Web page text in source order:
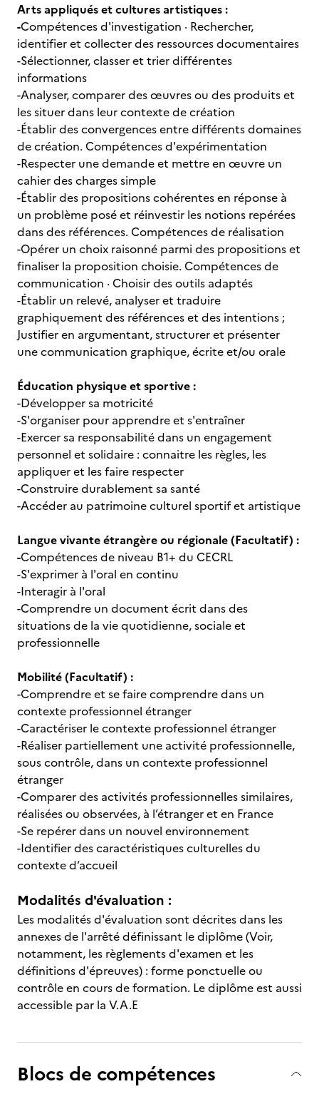
Arts appliqués et cultures artistiques :
-Compétences d'investigation · Rechercher,
identifier et collecter des ressources documentaires
-Sélectionner, classer et trier différentes
informations
-Analyser, comparer des œuvres ou des produits et
les situer dans leur contexte de création
-Établir des convergences entre différents domaines
de création. Compétences d'expérimentation
-Respecter une demande et mettre en œuvre un
cahier des charges simple
-Établir des propositions cohérentes en réponse à
un problème posé et réinvestir les notions repérées
dans des références. Compétences de réalisation
-Opérer un choix raisonné parmi des propositions et
finaliser la proposition choisie. Compétences de
communication · Choisir des outils adaptés
-Établir un relevé, analyser et traduire
graphiquement des références et des intentions ;
Justifier en argumentant, structurer et présenter
une communication graphique, écrite et/ou orale
Éducation physique et sportive :
-Développer sa motricité
-S'organiser pour apprendre et s'entraîner
-Exercer sa responsabilité dans un engagement
personnel et solidaire : connaitre les règles, les
appliquer et les faire respecter
-Construire durablement sa santé
-Accéder au patrimoine culturel sportif et artistique
Langue vivante étrangère ou régionale (Facultatif) :
-Compétences de niveau B1+ du CECRL
-S'exprimer à l'oral en continu
-Interagir à l'oral
-Comprendre un document écrit dans des
situations de la vie quotidienne, sociale et
professionnelle
Mobilité (Facultatif) :
-Comprendre et se faire comprendre dans un
contexte professionnel étranger
-Caractériser le contexte professionnel étranger
-Réaliser partiellement une activité professionnelle,
sous contrôle, dans un contexte professionnel
étranger
-Comparer des activités professionnelles similaires,
réalisées ou observées, à l’étranger et en France
-Se repérer dans un nouvel environnement
-Identifier des caractéristiques culturelles du
contexte d’accueil
Modalités d'évaluation :
Les modalités d'évaluation sont décrites dans les
annexes de l'arrêté définissant le diplôme (Voir,
notamment, les règlements d'examen et les
définitions d'épreuves) : forme ponctuelle ou
contrôle en cours de formation. Le diplôme est aussi
accessible par la V.A.E
Blocs de compétences